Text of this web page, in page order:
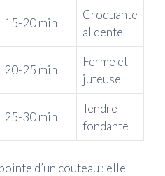
15-20 min
Croquante
al dente
20-25 min
Ferme et
juteuse
25-30 min
Tendre
fondante
d’un couteau : elle